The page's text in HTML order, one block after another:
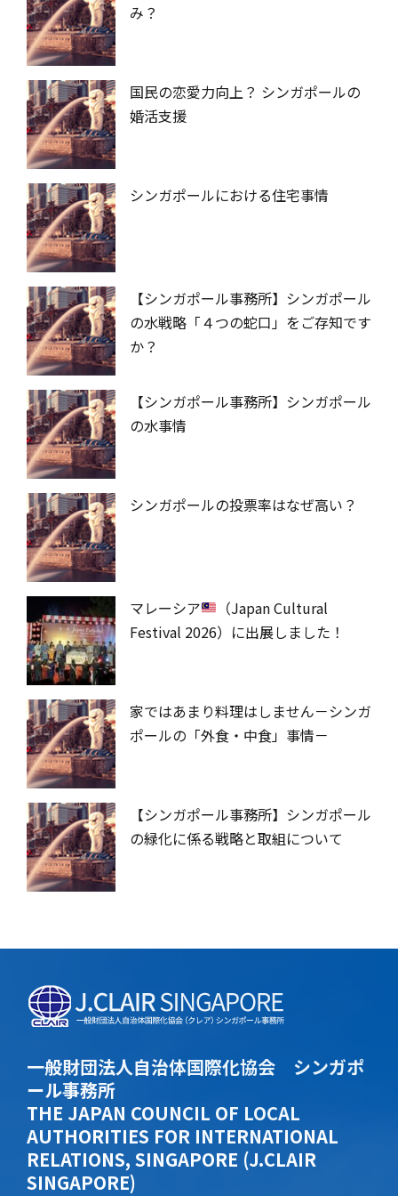
み？
国民の恋愛力向上？ シンガポールの
婚活支援
シンガポールにおける住宅事情
【シンガポール事務所】シンガポール
の水戦略「４つの蛇口」をご存知です
か？
【シンガポール事務所】シンガポール
の水事情
シンガポールの投票率はなぜ高い？
マレーシア
（Japan Cultural
Festival 2026）に出展しました！
家ではあまり料理はしません－シンガ
ポールの「外食・中食」事情－
【シンガポール事務所】シンガポール
の緑化に係る戦略と取組について
一般財団法人自治体国際化協会 シンガポ
ール事務所
THE JAPAN COUNCIL OF LOCAL
AUTHORITIES FOR INTERNATIONAL
RELATIONS, SINGAPORE (J.CLAIR
SINGAPORE)